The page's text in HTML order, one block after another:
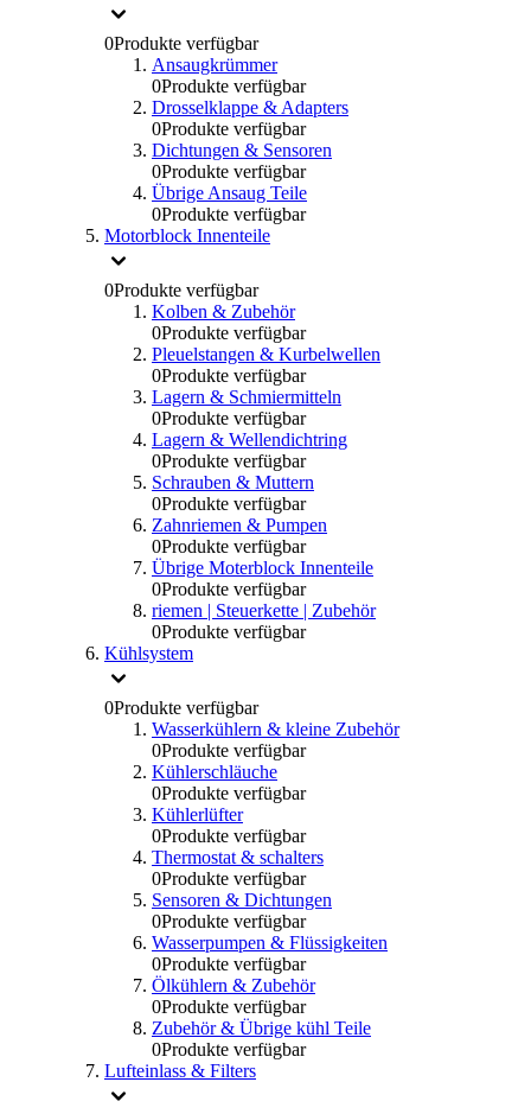
0Produkte verfügbar
Ansaugkrümmer
0Produkte verfügbar
Drosselklappe & Adapters
0Produkte verfügbar
Dichtungen & Sensoren
0Produkte verfügbar
Übrige Ansaug Teile
0Produkte verfügbar
Motorblock Innenteile
0Produkte verfügbar
Kolben & Zubehör
0Produkte verfügbar
Pleuelstangen & Kurbelwellen
0Produkte verfügbar
Lagern & Schmiermitteln
0Produkte verfügbar
Lagern & Wellendichtring
0Produkte verfügbar
Schrauben & Muttern
0Produkte verfügbar
Zahnriemen & Pumpen
0Produkte verfügbar
Übrige Moterblock Innenteile
0Produkte verfügbar
riemen | Steuerkette | Zubehör
0Produkte verfügbar
Kühlsystem
0Produkte verfügbar
Wasserkühlern & kleine Zubehör
0Produkte verfügbar
Kühlerschläuche
0Produkte verfügbar
Kühlerlüfter
0Produkte verfügbar
Thermostat & schalters
0Produkte verfügbar
Sensoren & Dichtungen
0Produkte verfügbar
Wasserpumpen & Flüssigkeiten
0Produkte verfügbar
Ölkühlern & Zubehör
0Produkte verfügbar
Zubehör & Übrige kühl Teile
0Produkte verfügbar
Lufteinlass & Filters